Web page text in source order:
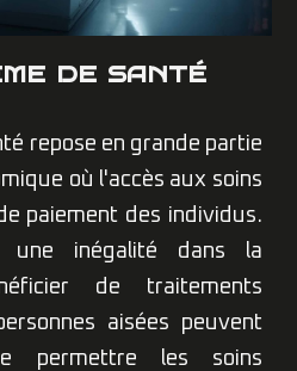
de santé
repose en grande partie
où l'accès aux soins
paiement des individus.
une inégalité dans la
de traitements
aisées peuvent
permettre les soins